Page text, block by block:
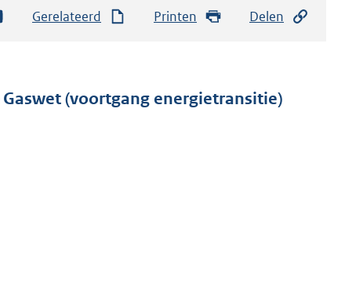
Gerelateerd Printen Delen
(voortgang energietransitie)